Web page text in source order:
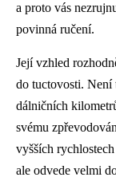
a proto vás
povinná ručení.
Její vzhled
do tuctovosti. Není
dálničních
svému
vyšších
ale odvede velmi